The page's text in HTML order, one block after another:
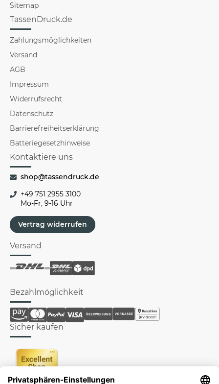
Sitemap
TassenDruck.de
Zahlungsmöglichkeiten
Versand
AGB
Impressum
Widerrufsrecht
Datenschutz
Barrierefreiheitserklärung
Batteriegesetzhinweise
Kontaktiere uns
shop@tassendruck.de
+49 751 2955 3100
Mo-Fr, 9-16 Uhr
Vertrag widerrufen
Versand
Bezahlmöglichkeit
Sicher kaufen